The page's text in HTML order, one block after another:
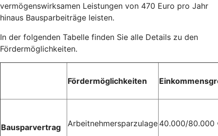
vermögenswirksamen Leistungen von 470 Euro pro Jahr
hinaus Bausparbeiträge leisten.
In der folgenden Tabelle finden Sie alle Details zu den
Fördermöglichkeiten.
Fördermöglichkeiten
Bausparvertrag Arbeitnehmersparzulage 40.000/80.000